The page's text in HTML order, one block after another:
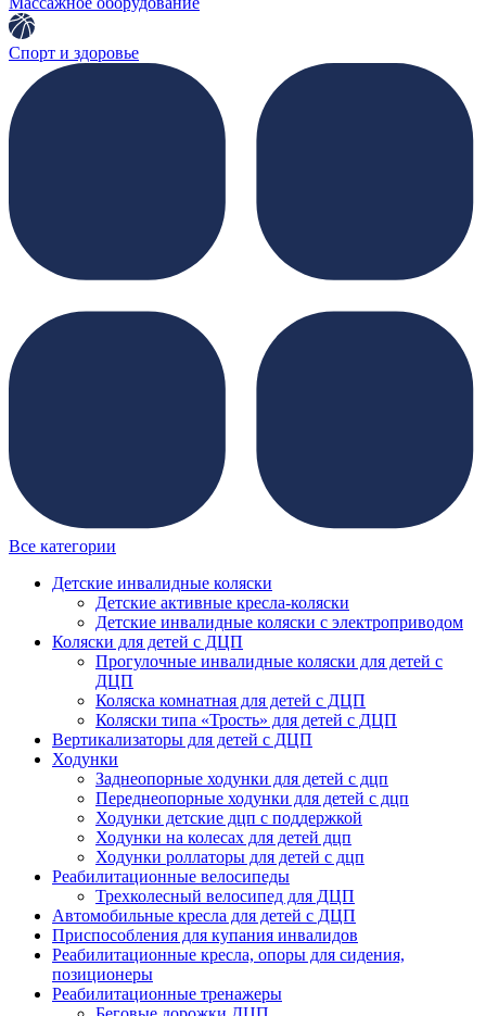
Спорт и здоровье
Все категории
Детские инвалидные коляски
Детские активные кресла-коляски
Детские инвалидные коляски с электроприводом
Коляски для детей с ДЦП
Прогулочные инвалидные коляски для детей с
ДЦП
Коляска комнатная для детей с ДЦП
Коляски типа «Трость» для детей с ДЦП
Вертикализаторы для детей с ДЦП
Ходунки
Заднеопорные ходунки для детей с дцп
Переднеопорные ходунки для детей с дцп
Ходунки детские дцп с поддержкой
Ходунки на колесах для детей дцп
Ходунки роллаторы для детей с дцп
Реабилитационные велосипеды
Трехколесный велосипед для ДЦП
Автомобильные кресла для детей с ДЦП
Приспособления для купания инвалидов
Реабилитационные кресла, опоры для сидения,
позиционеры
Реабилитационные тренажеры